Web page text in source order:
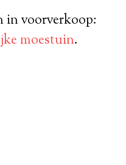
in voorverkoop:
moestuin.